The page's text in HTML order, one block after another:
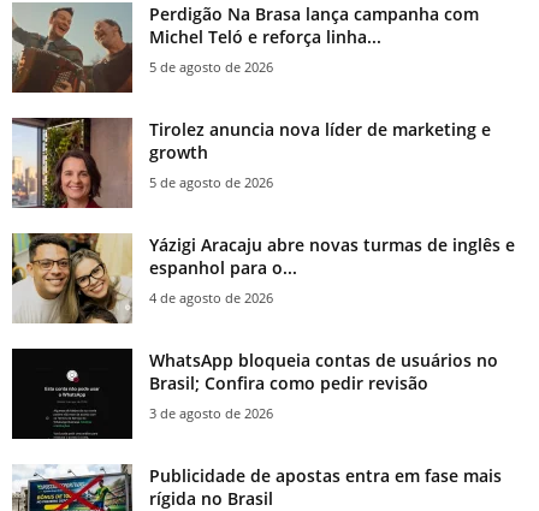
Perdigão Na Brasa lança campanha com
Michel Teló e reforça linha...
5 de agosto de 2026
Tirolez anuncia nova líder de marketing e
growth
5 de agosto de 2026
Yázigi Aracaju abre novas turmas de inglês e
espanhol para o...
4 de agosto de 2026
WhatsApp bloqueia contas de usuários no
Brasil; Confira como pedir revisão
3 de agosto de 2026
Publicidade de apostas entra em fase mais
rígida no Brasil